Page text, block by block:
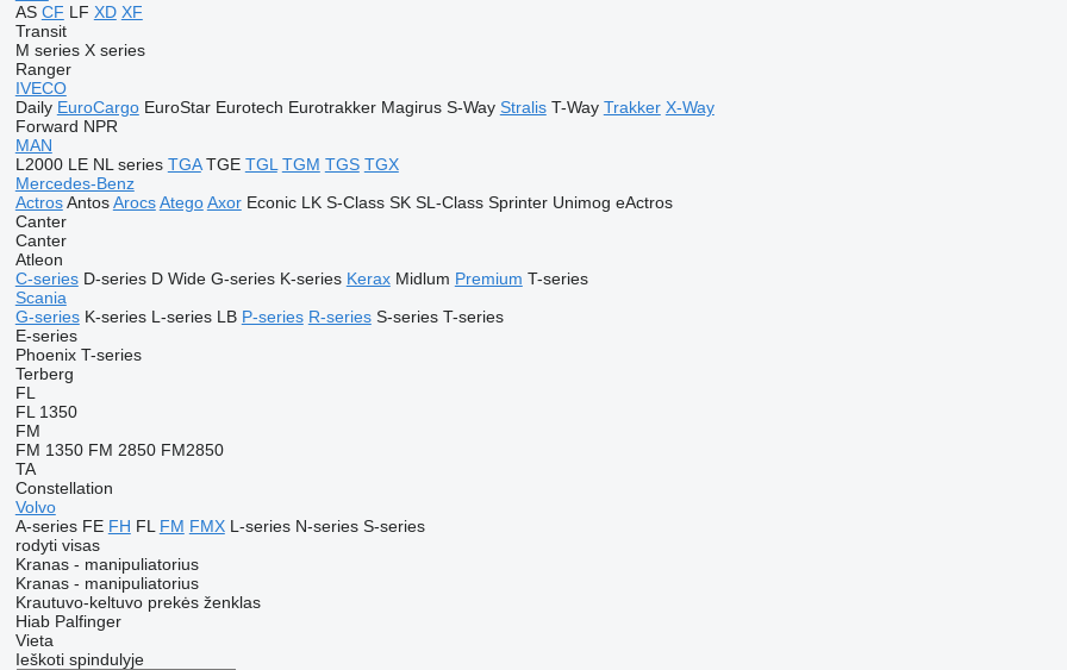
AS CF LF XD XF
Transit
M series X series
Ranger
IVECO
Daily EuroCargo EuroStar Eurotech Eurotrakker Magirus S-Way Stralis T-Way Trakker X-Way
Forward NPR
MAN
L2000 LE NL series TGA TGE TGL TGM TGS TGX
Mercedes-Benz
Actros Antos Arocs Atego Axor Econic LK S-Class SK SL-Class Sprinter Unimog eActros
Canter
Canter
Atleon
C-series D-series D Wide G-series K-series Kerax Midlum Premium T-series
Scania
G-series K-series L-series LB P-series R-series S-series T-series
E-series
Phoenix T-series
Terberg
FL
FL 1350
FM
FM 1350 FM 2850 FM2850
TA
Constellation
Volvo
A-series FE FH FL FM FMX L-series N-series S-series
rodyti visas
Kranas - manipuliatorius
Kranas - manipuliatorius
Krautuvo-keltuvo prekės ženklas
Hiab Palfinger
Vieta
Ieškoti spindulyje